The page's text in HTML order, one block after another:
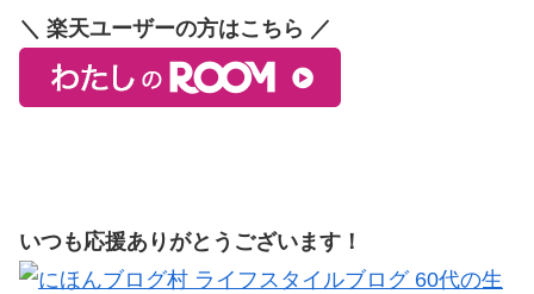
＼ 楽天ユーザーの方はこちら ／
いつも応援ありがとうございます！